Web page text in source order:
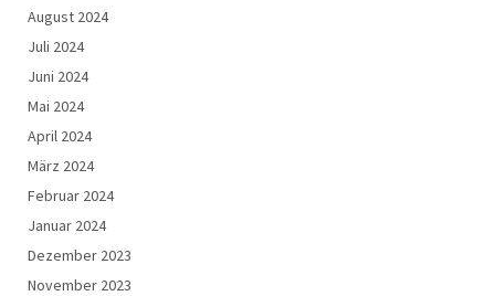
August 2024
Juli 2024
Juni 2024
Mai 2024
April 2024
März 2024
Februar 2024
Januar 2024
Dezember 2023
November 2023